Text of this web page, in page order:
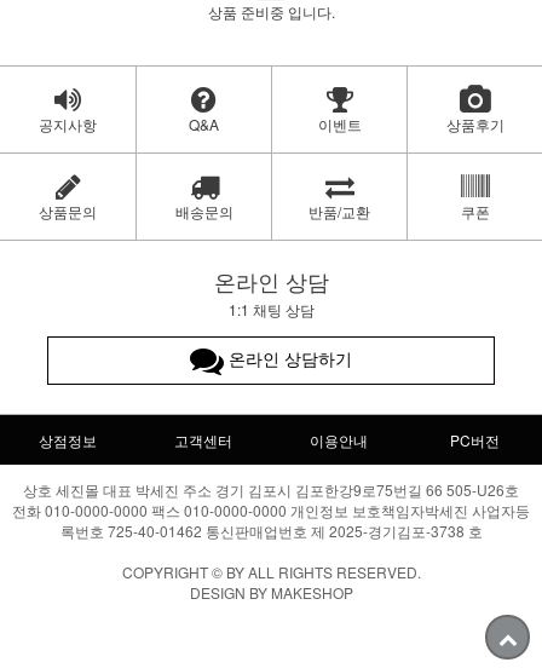
상품 준비중 입니다.
공지사항 Q&A 이벤트 상품후기
상품문의 배송문의 반품/교환 쿠폰
온라인 상담
1:1 채팅 상담
온라인 상담하기
상점정보 고객센터 이용안내 PC버전
상호 세진몰 대표 박세진 주소 경기 김포시 김포한강9로75번길 66 505-U26호
전화 010-0000-0000 팩스 010-0000-0000 개인정보 보호책임자박세진 사업자등
록번호 725-40-01462 통신판매업번호 제 2025-경기김포-3738 호
COPYRIGHT © BY ALL RIGHTS RESERVED.
DESIGN BY MAKESHOP